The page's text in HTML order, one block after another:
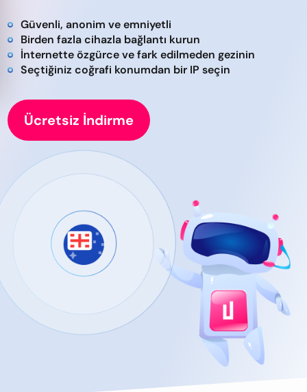
Güvenli, anonim ve emniyetli
Birden fazla cihazla bağlantı kurun
İnternette özgürce ve fark edilmeden gezinin
Seçtiğiniz coğrafi konumdan bir IP seçin
Ücretsiz İndirme